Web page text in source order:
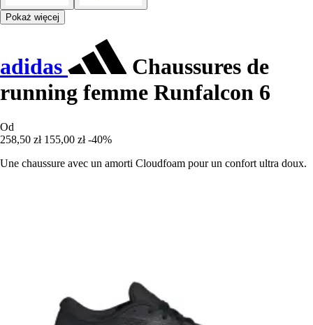
Pokaż więcej
adidas
Chaussures de
running femme Runfalcon 6
Od
258,50 zł 155,00 zł -40%
Une chaussure avec un amorti Cloudfoam pour un confort ultra doux.